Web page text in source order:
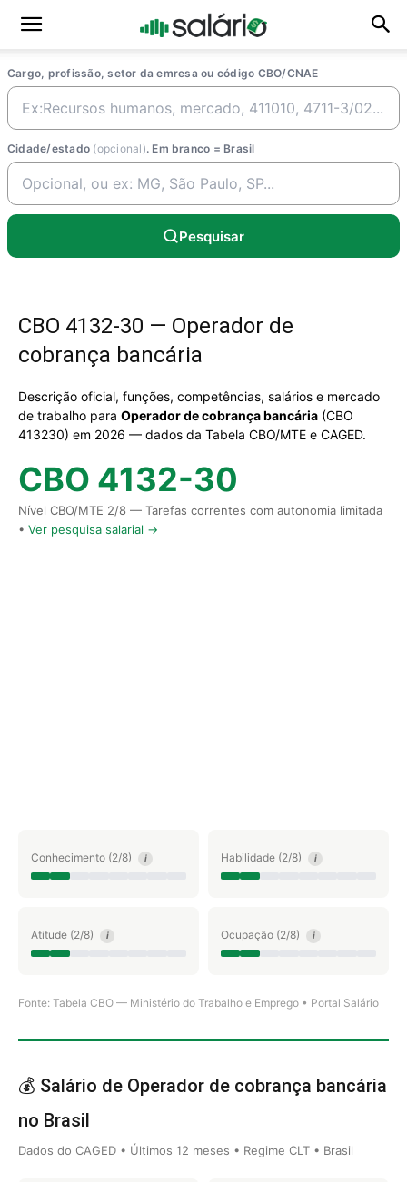
Cargo, profissão, setor da emresa ou código CBO/CNAE
Cidade/estado (opcional). Em branco = Brasil
Pesquisar
CBO 4132-30 — Operador de
cobrança bancária
Descrição oficial, funções, competências, salários e mercado
de trabalho para Operador de cobrança bancária (CBO
413230) em 2026 — dados da Tabela CBO/MTE e CAGED.
CBO 4132-30
Nível CBO/MTE 2/8 — Tarefas correntes com autonomia limitada
• Ver pesquisa salarial →
Conhecimento (2/8) i Habilidade (2/8) i
Atitude (2/8) i Ocupação (2/8) i
Fonte: Tabela CBO — Ministério do Trabalho e Emprego • Portal Salário
💰 Salário de Operador de cobrança bancária
no Brasil
Dados do CAGED • Últimos 12 meses • Regime CLT • Brasil